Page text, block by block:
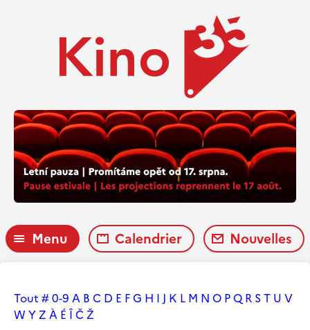
Menu Calendrier Nouvelles
Tout # 0-9 A B C D E FG H I J K L M N O PQ R ST U V
W YZ À É ÎČŽ